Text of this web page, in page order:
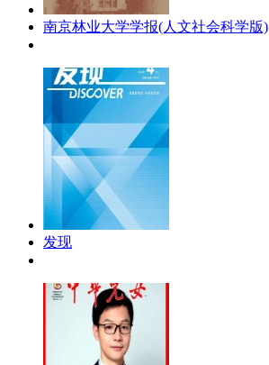
南京林业大学学报(人文社会科学版)
发现